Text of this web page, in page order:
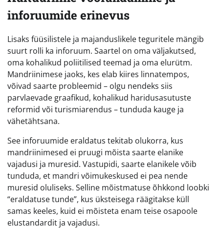
inforuumide erinevus
Lisaks füüsilistele ja majanduslikele teguritele mängib
suurt rolli ka inforuum. Saartel on oma väljakutsed,
oma kohalikud poliitilised teemad ja oma elurütm.
Mandriinimese jaoks, kes elab kiires linnatempos,
võivad saarte probleemid – olgu nendeks siis
parvlaevade graafikud, kohalikud haridusasutuste
reformid või turismiarendus – tunduda kauge ja
vähetähtsana.
See inforuumide eraldatus tekitab olukorra, kus
mandriinimesed ei pruugi mõista saarte elanike
vajadusi ja muresid. Vastupidi, saarte elanikele võib
tunduda, et mandri võimukeskused ei pea nende
muresid oluliseks. Selline mõistmatuse õhkkond loobki
“eraldatuse tunde”, kus üksteisega räägitakse küll
samas keeles, kuid ei mõisteta enam teise osapoole
elustandardit ja vajadusi.